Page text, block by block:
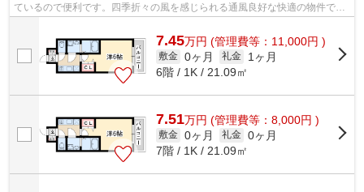
ているので便利です。四季折々の風を感じられる通風良好な快適の物件で
7.45万円 (管理費等：11,000円 )
敷金 0ヶ月 礼金
1ヶ月
6階 / 1K / 21.09㎡
7.51万円 (管理費等：8,000円 )
敷金 0ヶ月 礼金 0ヶ月
7階 / 1K / 21.09㎡